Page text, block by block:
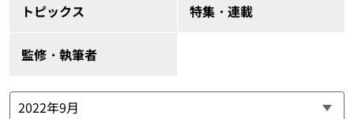
トピックス 特集・連載
監修・執筆者